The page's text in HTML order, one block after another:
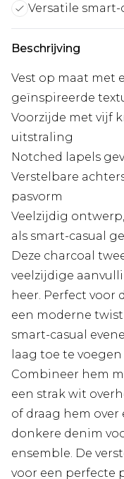
Versatile smart-
Beschrijving
Vest op maat met
geïnspireerde
Voorzijde met vijf
uitstraling
Notched lapels
Verstelbare
pasvorm
Veelzijdig
als smart-casual
Deze charcoal
veelzijdige
heer. Perfect voor
een moderne
smart-casual
laag toe te
Combineer hem
een strak wit
of draag hem
donkere denim
ensemble. De
voor een perfecte